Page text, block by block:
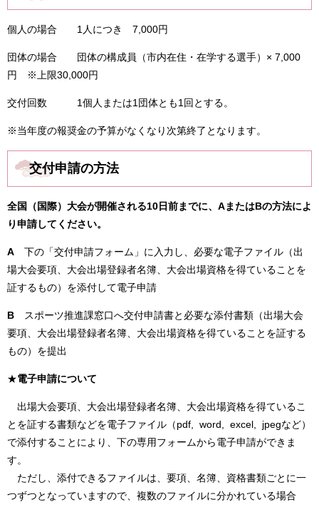
個人の場合 1人につき 7,000円
団体の場合 団体の構成員（市内在住・在学する選手）× 7,000
円 ※上限30,000円
交付回数 1個人または1団体とも1回とする。
※当年度の報奨金の予算がなくなり次第終了となります。
交付申請の方法
全国（国際）大会が開催される10日前までに、AまたはBの方法によ
り申請してください。
A 下の「交付申請フォーム」に入力し、必要な電子ファイル（出
場大会要項、大会出場登録者名簿、大会出場資格を得ていることを
証するもの）を添付して電子申請
B スポーツ推進課窓口へ交付申請書と必要な添付書類（出場大会
要項、大会出場登録者名簿、大会出場資格を得ていることを証する
もの）を提出
★電子申請について
出場大会要項、大会出場登録者名簿、大会出場資格を得ているこ
とを証する書類などを電子ファイル（pdf, word, excel, jpegなど）
で添付することにより、下の専用フォームから電子申請ができま
す。
ただし、添付できるファイルは、要項、名簿、資格書類ごとに一
つずつとなっていますので、複数のファイルに分かれている場合